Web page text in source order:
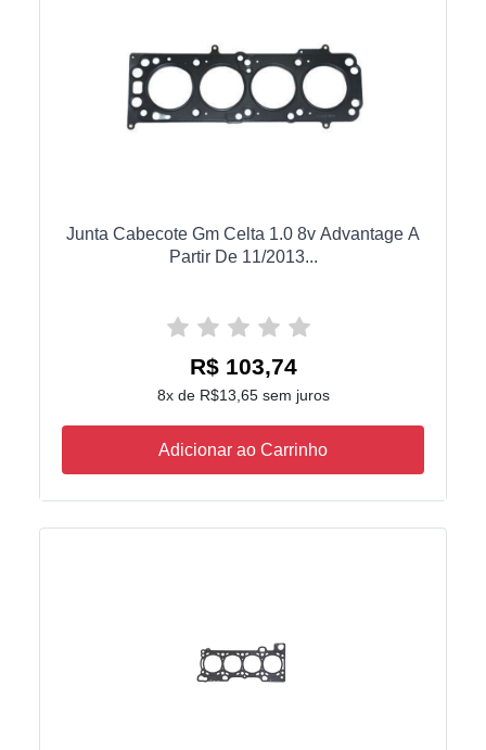
Junta Cabecote Gm Celta 1.0 8v Advantage A
Partir De 11/2013...
R$ 103,74
8x de R$13,65 sem juros
Adicionar ao Carrinho